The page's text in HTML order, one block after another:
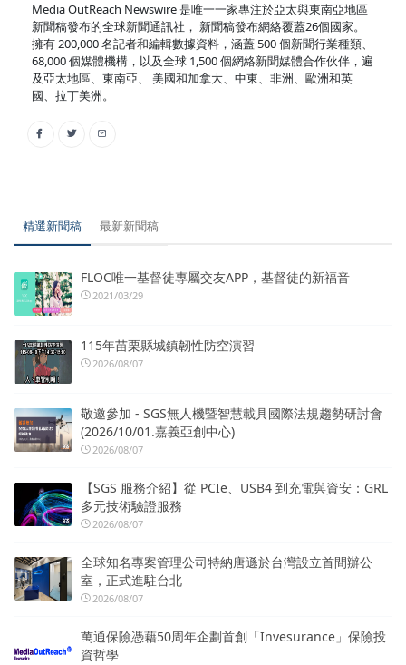
Media OutReach Newswire 是唯一一家專注於亞太與東南亞地區
新聞稿發布的全球新聞通訊社， 新聞稿發布網絡覆蓋26個國家。
擁有 200,000 名記者和編輯數據資料，涵蓋 500 個新聞行業種類、
68,000 個媒體機構，以及全球 1,500 個網絡新聞媒體合作伙伴，遍
及亞太地區、東南亞、 美國和加拿大、中東、非洲、歐洲和英
國、拉丁美洲。
精選新聞稿 最新新聞稿
FLOC唯一基督徒專屬交友APP，基督徒的新福音
2021/03/29
115年苗栗縣城鎮韌性防空演習
2026/08/07
敬邀參加 - SGS無人機暨智慧載具國際法規趨勢研討會
(2026/10/01.嘉義亞創中心)
2026/08/07
【SGS 服務介紹】從 PCIe、USB4 到充電與資安：GRL
多元技術驗證服務
2026/08/07
全球知名專案管理公司特納唐遜於台灣設立首間辦公
室，正式進駐台北
2026/08/07
萬通保險憑藉50周年企劃首創「Invesurance」保險投
資哲學